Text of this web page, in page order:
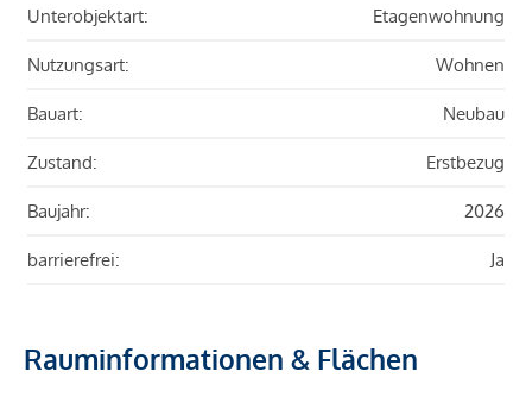
Unterobjektart: Etagenwohnung
Nutzungsart: Wohnen
Bauart: Neubau
Zustand: Erstbezug
Baujahr: 2026
barrierefrei: Ja
Rauminformationen & Flächen